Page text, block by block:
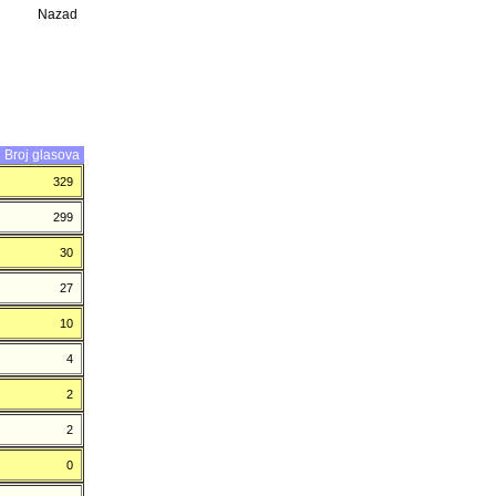
Nazad
Broj glasova
329
299
30
27
10
4
2
2
0